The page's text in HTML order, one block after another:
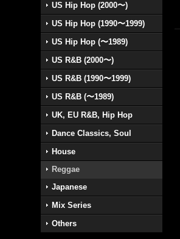
US Hip Hop (2000〜)
US Hip Hop (1990〜1999)
US Hip Hop (〜1989)
US R&B (2000〜)
US R&B (1990〜1999)
US R&B (〜1989)
UK, EU R&B, Hip Hop
Dance Classics, Soul
House
Reggae
Japanese
Mix Series
Others